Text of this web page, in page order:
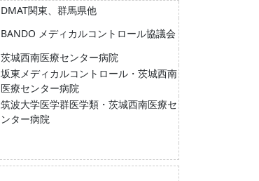
DMAT関東、群馬県他
BANDO メディカルコントロール協議会
茨城西南医療センター病院
坂東メディカルコントロール・茨城西南
医療センター病院
筑波大学医学群医学類・茨城西南医療セ
ンター病院